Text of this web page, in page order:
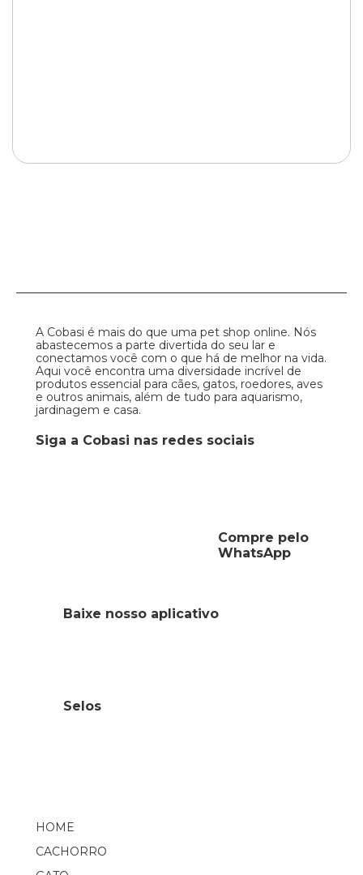
A Cobasi é mais do que uma pet shop online. Nós
abastecemos a parte divertida do seu lar e
conectamos você com o que há de melhor na vida.
Aqui você encontra uma diversidade incrível de
produtos essencial para cães, gatos, roedores, aves
e outros animais, além de tudo para aquarismo,
jardinagem e casa.
Siga a Cobasi nas redes sociais
Compre pelo
WhatsApp
HOME
CACHORRO
Baixe nosso aplicativo
Selos